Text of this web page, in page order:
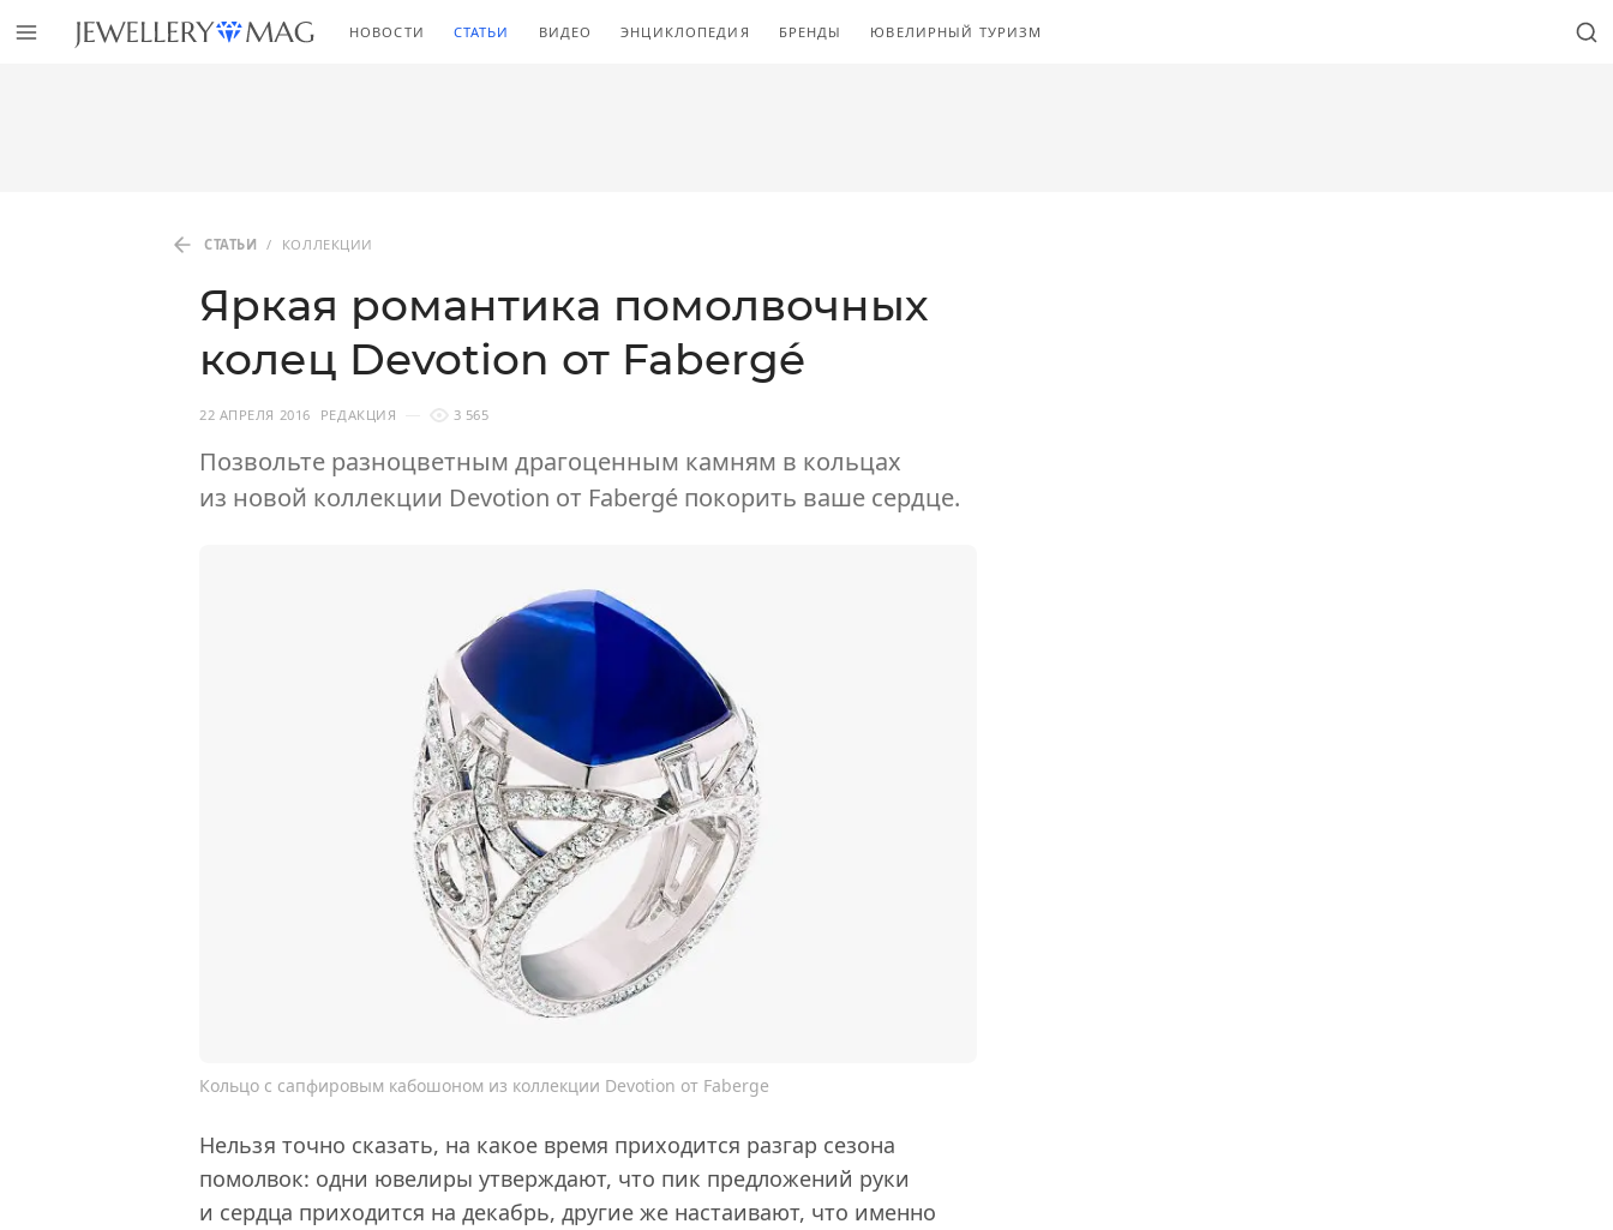
НОВОСТИ СТАТЬИ ВИДЕО ЭНЦИКЛОПЕДИЯ БРЕНДЫ ЮВЕЛИРНЫЙ ТУРИЗМ
СТАТЬИ / КОЛЛЕКЦИИ
Яркая романтика помолвочных
колец Devotion от Fabergé
22 АПРЕЛЯ 2016 РЕДАКЦИЯ 3 565
Позвольте разноцветным драгоценным камням в кольцах
из новой коллекции Devotion от Fabergé покорить ваше сердце.
Кольцо с сапфировым кабошоном из коллекции Devotion от Faberge
Нельзя точно сказать, на какое время приходится разгар сезона
помолвок: одни ювелиры утверждают, что пик предложений руки
и сердца приходится на декабрь, другие же настаивают, что именно